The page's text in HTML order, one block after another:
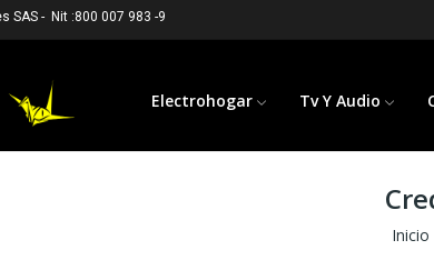
SAS - Nit :800 007 983 -9
Electrohogar Tv Y Audio
Inicio